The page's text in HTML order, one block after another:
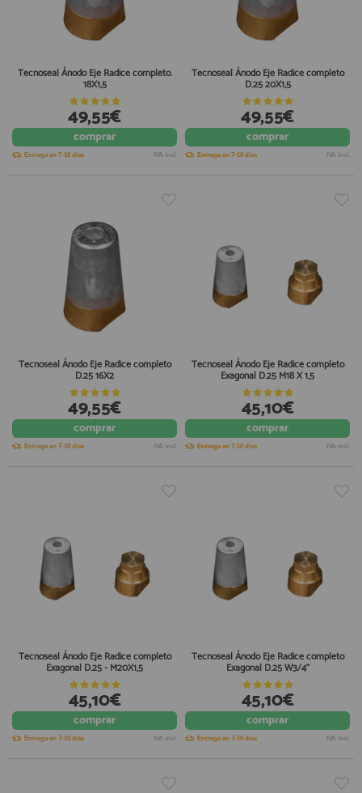
Tecnoseal Ánodo Eje Radice completo.
18X1,5
49,55€
comprar
Entrega en 7-10 días IVA incl.
Tecnoseal Ánodo Eje Radice completo
D.25 20X1,5
49,55€
comprar
Entrega en 7-10 días IVA incl.
Tecnoseal Ánodo Eje Radice completo
D.25 16X2
49,55€
comprar
Entrega en 7-10 días IVA incl.
Tecnoseal Ánodo Eje Radice completo
Exagonal D.25 M18 X 1,5
45,10€
comprar
Entrega en 7-10 días IVA incl.
Tecnoseal Ánodo Eje Radice completo
Exagonal D.25 - M20X1,5
45,10€
comprar
Entrega en 7-10 días IVA incl.
Tecnoseal Ánodo Eje Radice completo
Exagonal D.25 W3/4"
45,10€
comprar
Entrega en 7-10 días IVA incl.